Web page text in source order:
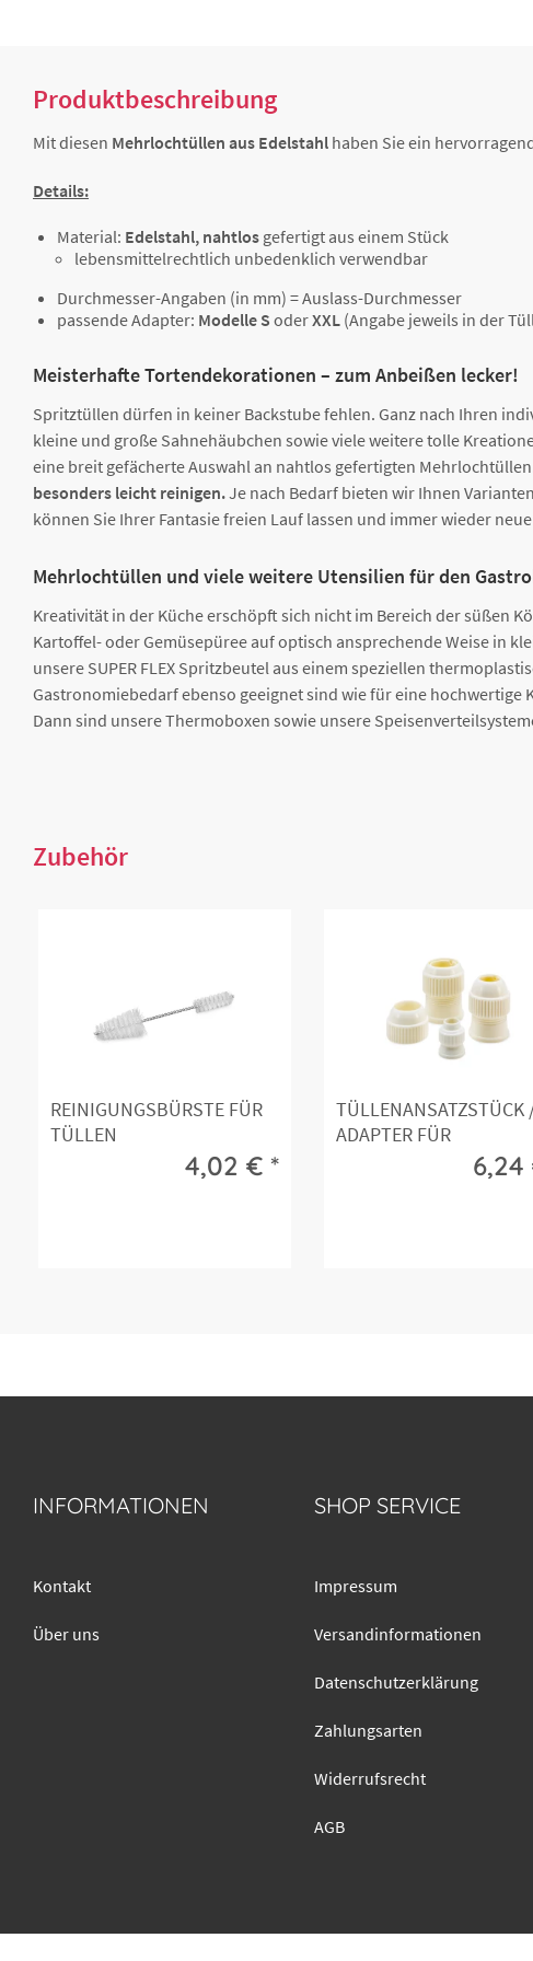
Produktbeschreibung
Mit diesen Mehrlochtüllen aus Edelstahl haben Sie ein
Details:
Material: Edelstahl, nahtlos gefertigt aus einem Stück
lebensmittelrechtlich unbedenklich verwendbar
Durchmesser-Angaben (in mm) = Auslass-Durchmesser
passende Adapter: Modelle S oderXXL (Angabe jeweils in der
Meisterhafte Tortendekorationen – zum Anbeißen lecker!
Spritztüllen dürfen in keiner Backstube fehlen. Ganz nach Ihren
kleine und große Sahnehäubchen sowie viele weitere tolle
eine breit gefächerte Auswahl an nahtlos gefertigten
besonders leicht reinigen.Je nach Bedarf bieten wir Ihnen
können Sie Ihrer Fantasie freien Lauf lassen und immer wieder
Mehrlochtüllen und viele weitere Utensilien für den
Kreativität in der Küche erschöpft sich nicht im Bereich der süßen
Kartoffel- oder Gemüsepüree auf optisch ansprechende Weise in
unsere SUPER FLEX Spritzbeutel aus einem speziellen
Gastronomiebedarf ebenso geeignet sind wie für eine
Dann sind unsere Thermoboxen sowie unsere
Zubehör
REINIGUNGSBÜRSTE FÜR
TÜLLEN
4,02 € *
TÜLLENANSATZSTÜCK
ADAPTER FÜR
SPRITZTÜLLEN IM...6,24
INFORMATIONEN
Kontakt
Über uns
SHOP SERVICE
Impressum
Versandinformationen
Datenschutzerklärung
Zahlungsarten
Widerrufsrecht
AGB